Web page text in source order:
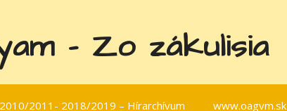
- Zo zákulisia
2011- 2018/2019 – Hírarchívum www.oagvm.sk